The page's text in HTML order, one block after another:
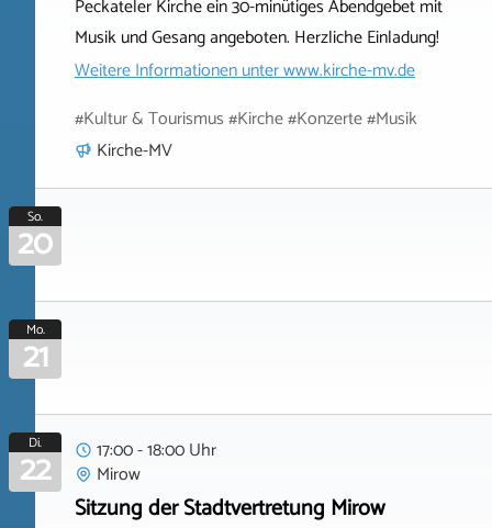
Peckateler Kirche ein 30-minütiges Abendgebet mit
Musik und Gesang angeboten. Herzliche Einladung!
Weitere Informationen unterwww.kirche-mv.de
#Kultur & Tourismus #Kirche #Konzerte #Musik
Kirche-MV
So.
20
Mo.
21
Di.
22
17:00 - 18:00 Uhr
Mirow
Sitzung der Stadtvertretung Mirow